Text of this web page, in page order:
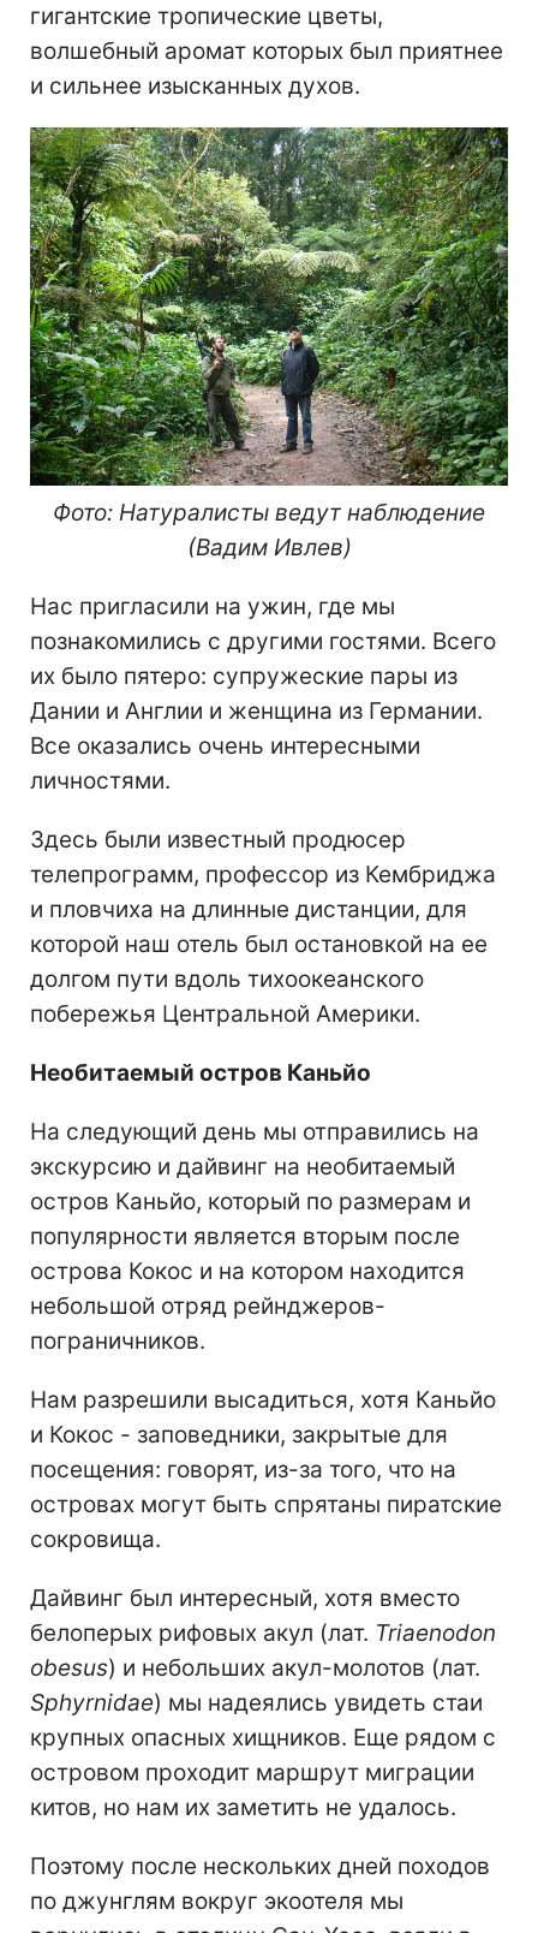
гигантские тропические цветы,
волшебный аромат которых был приятнее
и сильнее изысканных духов.
Фото: Натуралисты ведут наблюдение
(Вадим Ивлев)
Нас пригласили на ужин, где мы
познакомились с другими гостями. Всего
их было пятеро: супружеские пары из
Дании и Англии и женщина из Германии.
Все оказались очень интересными
личностями.
Здесь были известный продюсер
телепрограмм, профессор из Кембриджа
и пловчиха на длинные дистанции, для
которой наш отель был остановкой на ее
долгом пути вдоль тихоокеанского
побережья Центральной Америки.
Необитаемый остров Каньйо
На следующий день мы отправились на
экскурсию и дайвинг на необитаемый
остров Каньйо, который по размерам и
популярности является вторым после
острова Кокос и на котором находится
небольшой отряд рейнджеров-
пограничников.
Нам разрешили высадиться, хотя Каньйо
и Кокос - заповедники, закрытые для
посещения: говорят, из-за того, что на
островах могут быть спрятаны пиратские
сокровища.
Дайвинг был интересный, хотя вместо
белоперых рифовых акул (лат. Triaenodon
obesus) и небольших акул-молотов (лат.
Sphyrnidae) мы надеялись увидеть стаи
крупных опасных хищников. Еще рядом с
островом проходит маршрут миграции
китов, но нам их заметить не удалось.
Поэтому после нескольких дней походов
по джунглям вокруг экоотеля мы